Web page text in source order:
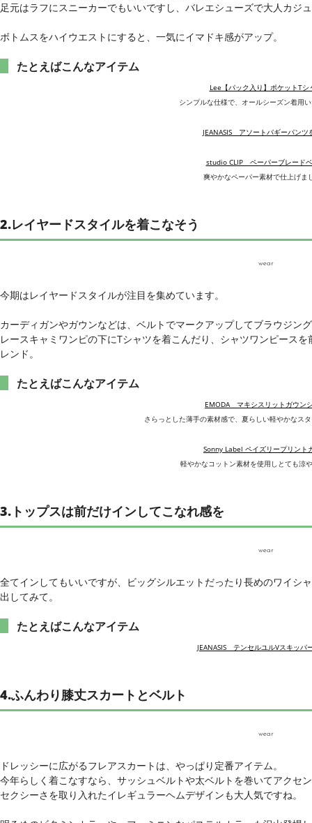
足元はラフにスニーカーでもいいですし、バレエシューズで大人カジ
ボトムスをハイウエストにすると、一気にイマドキ感がアップ。
たとえばこんなアイテム
Lee【パック入り】ポケットTシ
シンプルな仕様で、オールシーズン着用
JEANASIS アソートバギーパンツ
studio CLIP ペーパーブレード
爽やかなペーパー素材で仕上げま
2.レイヤードスタイルを着こなそう
wear
今期はレイヤードスタイルが注目を集めています。
カーディガンやガウンなどは、ベルトでマークアップしてブラウジン
レースキャミワンピの下にTシャツを着こんだり、シャツワンピース
レンド。
たとえばこんなアイテム
EMODA マキシスリットガウン
さらっとした薄手の素材感で、夏らしい軽やかなス
Sonny Label ペイズリープリント
軽やかなコットン素材を使用しとても涼
3.トップスは前だけインしてこなれ感を
wear
全てインしてもいいですが、ビッグシルエットだったり長めのワイシ
出してみて。
たとえばこんなアイテム
JEANASIS テンセルユルVスキッパ
4.ふんわり膝丈スカートとベルト
wear
ドレッシーに広がるフレアスカートは、やっぱり定番アイテム。
今年らしく着こなすなら、サッシュベルトや太ベルトを巻いてアクセ
セクシーさを取り入れたイレギュラーヘムデザインも大人気ですね。